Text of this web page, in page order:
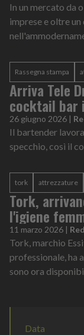
In un mercato da
imprese e oltre
Rassegna stampa
Arriva Tele
cocktail bar
26 giugno 2026 |
Il bartender
specchio, così il
tork attrezzature
Tork,
l'igiene
11 marzo 2026 |
Tork, marchio
professionale, ha
sono ora
Data